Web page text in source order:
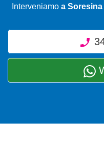
Interveniamo a